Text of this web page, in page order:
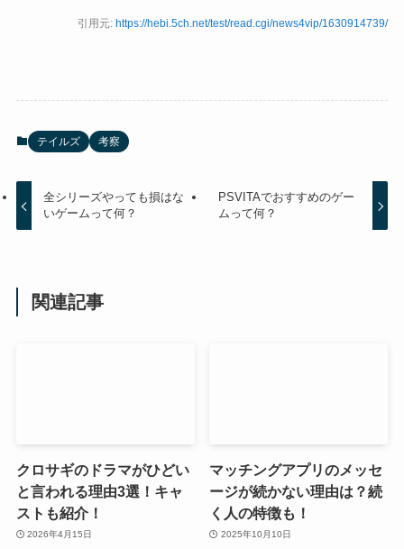
引用元:https://hebi.5ch.net/test/read.cgi/news4vip/1630914739/
テイルズ 考察
全シリーズやっても損はな
いゲームって何？
PSVITAでおすすめのゲー
ムって何？
関連記事
クロサギのドラマがひどい
と言われる理由3選！キャ
ストも紹介！
2026年4月15日
マッチングアプリのメッセ
ージが続かない理由は？続
く人の特徴も！
2025年10月10日